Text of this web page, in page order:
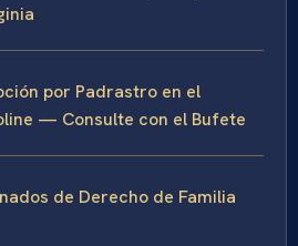
por Padrastro en el
— Consulte con el Bufete
de Derecho de Familia